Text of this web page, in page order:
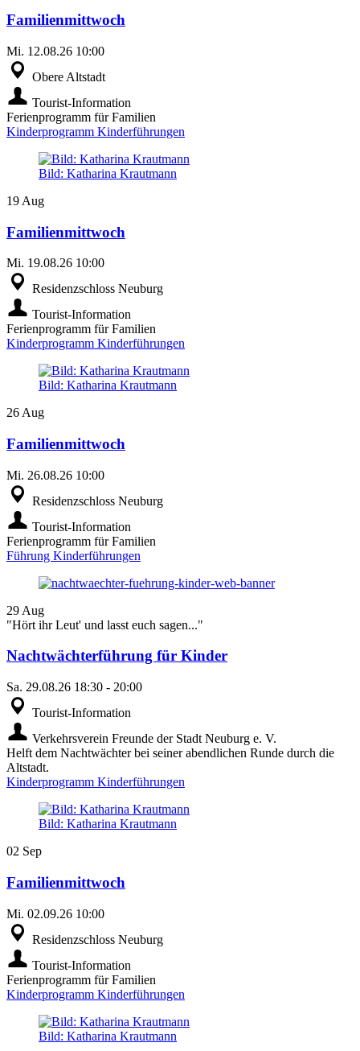
Familienmittwoch
Mi. 12.08.26 10:00
Obere Altstadt
Tourist-Information
Ferienprogramm für Familien
Kinderprogramm Kinderführungen
Bild: Katharina Krautmann
19 Aug
Familienmittwoch
Mi. 19.08.26 10:00
Residenzschloss Neuburg
Tourist-Information
Ferienprogramm für Familien
Kinderprogramm Kinderführungen
Bild: Katharina Krautmann
26 Aug
Familienmittwoch
Mi. 26.08.26 10:00
Residenzschloss Neuburg
Tourist-Information
Ferienprogramm für Familien
Führung Kinderführungen
29 Aug
"Hört ihr Leut' und lasst euch sagen..."
Nachtwächterführung für Kinder
Sa. 29.08.26 18:30 - 20:00
Tourist-Information
Verkehrsverein Freunde der Stadt Neuburg e. V.
Helft dem Nachtwächter bei seiner abendlichen Runde durch die
Altstadt.
Kinderprogramm Kinderführungen
Bild: Katharina Krautmann
02 Sep
Familienmittwoch
Mi. 02.09.26 10:00
Residenzschloss Neuburg
Tourist-Information
Ferienprogramm für Familien
Kinderprogramm Kinderführungen
Bild: Katharina Krautmann